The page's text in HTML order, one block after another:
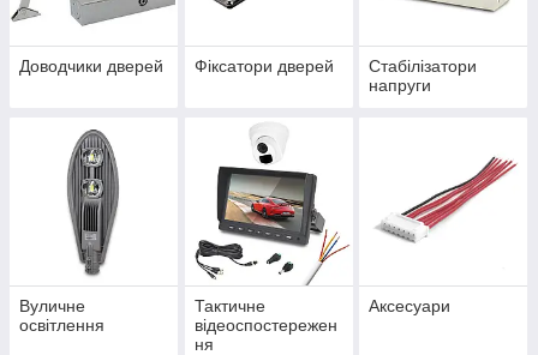
Доводчики дверей Фіксатори дверей
Стабілізатори
напруги
Вуличне
освітлення
Тактичне
відеоспостережен
ня
Аксесуари